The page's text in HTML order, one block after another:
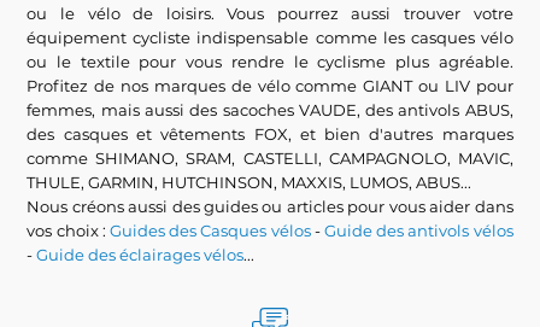
ou le vélo de loisirs. Vous pourrez aussi trouver votre
équipement cycliste indispensable comme les casques vélo
ou le textile pour vous rendre le cyclisme plus agréable.
Profitez de nos marques de vélo comme GIANT ou LIV pour
femmes, mais aussi des sacoches VAUDE, des antivols ABUS,
des casques et vêtements FOX, et bien d'autres marques
comme SHIMANO, SRAM, CASTELLI, CAMPAGNOLO, MAVIC,
THULE, GARMIN, HUTCHINSON, MAXXIS, LUMOS, ABUS...
Nous créons aussi des guides ou articles pour vous aider dans
vos choix :Guides des Casques vélos-Guide des antivols vélos
-Guide des éclairages vélos...